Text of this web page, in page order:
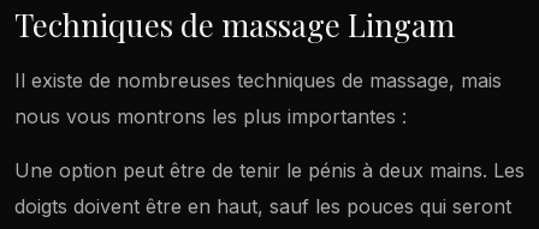
Techniques de massage Lingam
Il existe de nombreuses techniques de massage, mais
nous vous montrons les plus importantes :
Une option peut être de tenir le pénis à deux mains. Les
doigts doivent être en haut, sauf les pouces qui seront